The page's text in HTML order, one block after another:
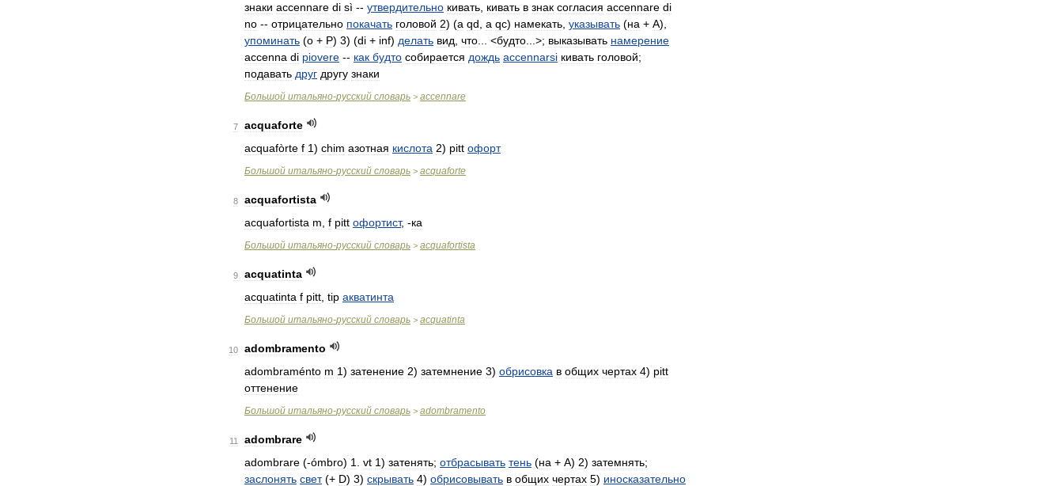
знаки accennare di sì -- утвердительно кивать кивать в знак согласия accennare di
no -- отрицательно покачать головой 2) (a qd a qc) намекать указывать (на + A),
упоминать (о + P) 3) (di + inf) делать вид что ... <будто ...>; выказывать намерение
accenna di piovere -- как будто собирается дождь accennarsi кивать головой;
подавать друг другу знаки
Большой итальяно-русский словарь > accennare
7
acquaforte
acquafòrte f 1) chim азотная кислота 2) pitt офорт
Большой итальяно-русский словарь > acquaforte
8
acquafortista
acquafortista m f pitt офортист, -ка
Большой итальяно-русский словарь > acquafortista
9
acquatinta
acquatinta f pitt tip акватинта
Большой итальяно-русский словарь > acquatinta
10
adombramento
adombraménto m 1) затенение 2) затемнение 3) обрисовка в общих чертах 4) pitt
оттенение
Большой итальяно-русский словарь > adombramento
11
adombrare
adombrare (-ómbro) 1 vt 1) затенять; отбрасывать тень (на + A) 2) затемнять;
заслонять свет(+ D) 3) скрывать 4) обрисовывать в общих чертах 5) иносказательно